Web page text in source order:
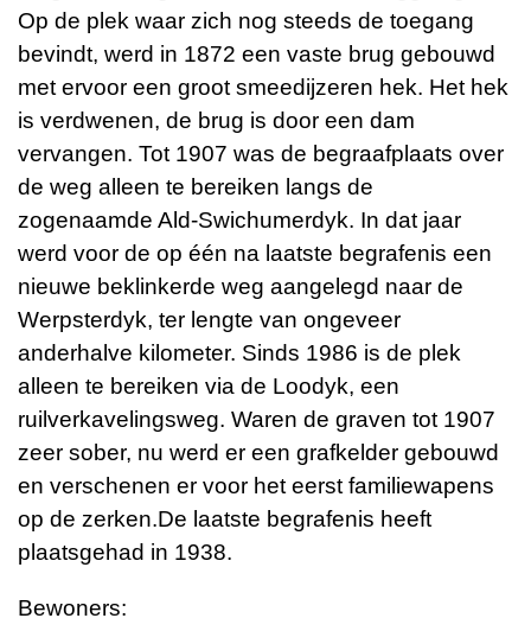
Op de plek waar zich nog steeds de toegang
bevindt, werd in 1872 een vaste brug gebouwd
met ervoor een groot smeedijzeren hek. Het hek
is verdwenen, de brug is door een dam
vervangen. Tot 1907 was de begraafplaats over
de weg alleen te bereiken langs de
zogenaamde Ald-Swichumerdyk. In dat jaar
werd voor de op één na laatste begrafenis een
nieuwe beklinkerde weg aangelegd naar de
Werpsterdyk, ter lengte van ongeveer
anderhalve kilometer. Sinds 1986 is de plek
alleen te bereiken via de Loodyk, een
ruilverkavelingsweg. Waren de graven tot 1907
zeer sober, nu werd er een grafkelder gebouwd
en verschenen er voor het eerst familiewapens
op de zerken.De laatste begrafenis heeft
plaatsgehad in 1938.
Bewoners: